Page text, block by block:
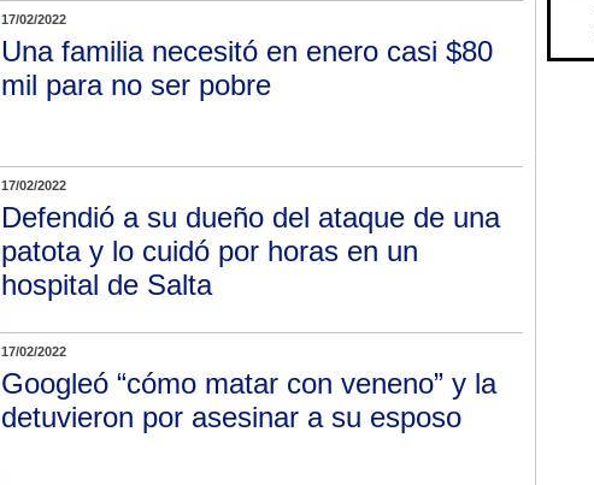
17/02/2022
Una familia necesitó en enero casi $80
mil para no ser pobre
17/02/2022
Defendió a su dueño del ataque de una
patota y lo cuidó por horas en un
hospital de Salta
17/02/2022
Googleó “cómo matar con veneno” y la
detuvieron por asesinar a su esposo